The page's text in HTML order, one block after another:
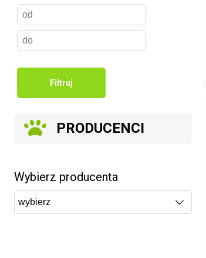
Filtruj
PRODUCENCI
Wybierz producenta